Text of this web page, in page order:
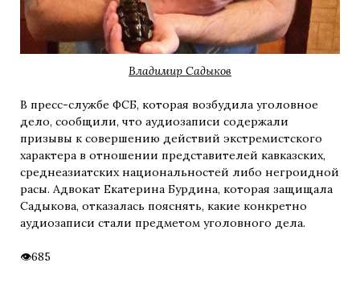
Владимир Садыков
В пресс-службе ФСБ, которая возбудила уголовное
дело, сообщили, что аудиозаписи содержали
призывы к совершению действий экстремистского
характера в отношении представителей кавказских,
среднеазиатских национальностей либо негроидной
расы. Адвокат Екатерина Бурдина, которая защищала
Садыкова, отказалась пояснять, какие конкретно
аудиозаписи стали предметом уголовного дела.
685